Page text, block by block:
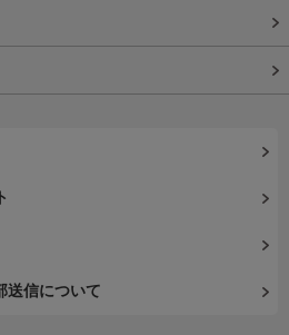
送信について